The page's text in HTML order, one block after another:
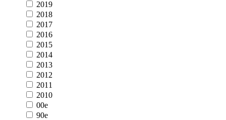
2019
2018
2017
2016
2015
2014
2013
2012
2011
2010
00e
90e